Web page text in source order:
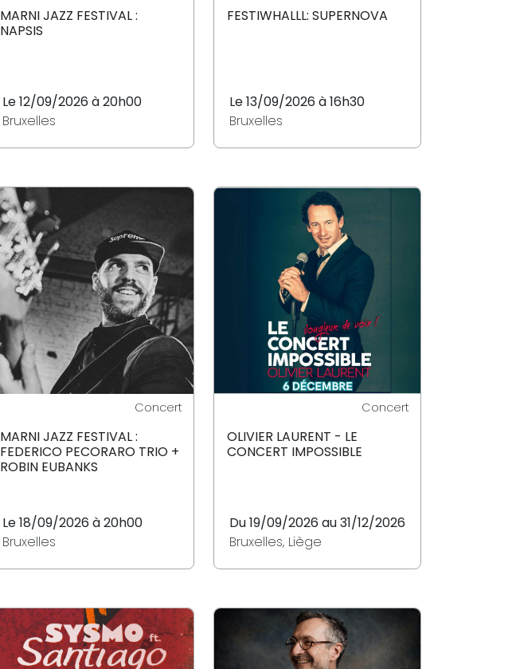
MARNI JAZZ FESTIVAL :
NAPSIS
Le 12/09/2026 à 20h00
Bruxelles
FESTIWHALLL: SUPERNOVA
Le 13/09/2026 à 16h30
Bruxelles
Concert
MARNI JAZZ FESTIVAL :
FEDERICO PECORARO TRIO +
ROBIN EUBANKS
Le 18/09/2026 à 20h00
Bruxelles
Concert
OLIVIER LAURENT - LE
CONCERT IMPOSSIBLE
Du 19/09/2026 au 31/12/2026
Bruxelles, Liège